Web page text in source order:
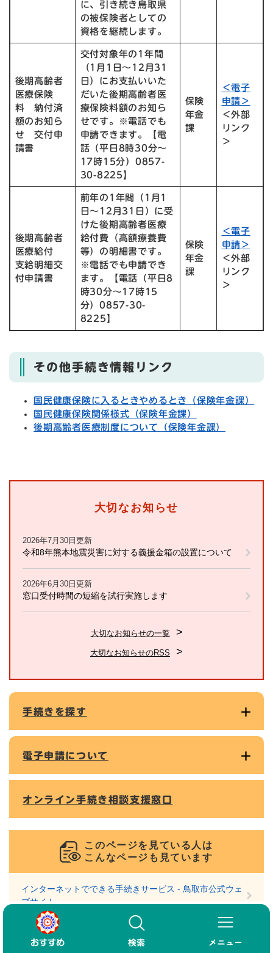
に、引き続き鳥取県
の被保険者としての
資格を継続します。
後期高齢者
医療保険
料 納付済
額のお知ら
せ 交付申
請書
交付対象年の1年間
（1月1日～12月31
日）にお支払いいた
だいた後期高齢者医
療保険料額のお知ら
せです。※電話でも
申請できます。【電
話（平日8時30分～
17時15分）0857-
30-8225】
保険
年金
課
＜電子
申請＞
＜外部
リンク
＞
後期高齢者
医療給付
支給明細交
付申請書
前年の1年間（1月1
日～12月31日）に受
けた後期高齢者医療
給付費（高額療養費
等）の明細書です。
※電話でも申請でき
ます。【電話（平日8
時30分～17時15
分）0857-30-
8225】
保険
年金
課
＜電子
申請＞
＜外部
リンク
＞
その他手続き情報リンク
国民健康保険に入るときやめるとき（保険年金課）
国民健康保険関係様式（保険年金課）
後期高齢者医療制度について（保険年金課）
大切なお知らせ
2026年7月30日更新
令和8年熊本地震災害に対する義援金箱の設置について
2026年6月30日更新
窓口受付時間の短縮を試行実施します
大切なお知らせの一覧
大切なお知らせのRSS
手続きを探す
電子申請について
オンライン手続き相談支援窓口
このページを見ている人は
こんなページも見ています
インターネットでできる手続きサービス - 鳥取市公式ウェ
ブサイト
窓口受付時間の短縮を試行実施します - 庁舎案内 - 鳥取市
公式ウェブサイト（市民課）